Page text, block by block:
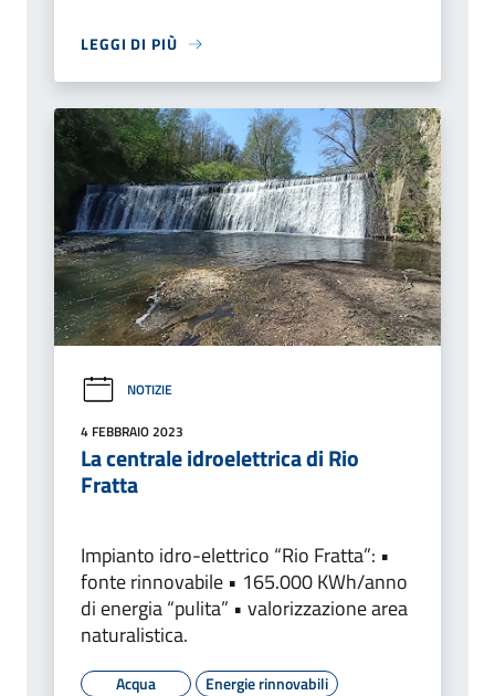
LEGGI DI PIÙ
NOTIZIE
4 FEBBRAIO 2023
La centrale idroelettrica di Rio
Fratta
Impianto idro-elettrico “Rio Fratta”: •
fonte rinnovabile • 165.000 KWh/anno
di energia “pulita” • valorizzazione area
naturalistica.
Acqua Energie rinnovabili